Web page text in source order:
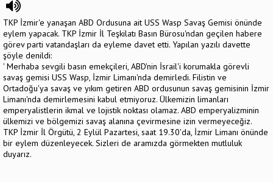
TKP İzmir'e yanaşan ABD Ordusuna ait USS Wasp Savaş Gemisi önünde
eylem yapacak. TKP İzmir İl Teşkilatı Basın Bürosu'ndan geçilen habere
görev parti vatandaşları da eyleme davet etti. Yapılan yazılı davette
şöyle denildi:
' Merhaba sevgili basın emekçileri, ABD'nin İsrail'i korumakla görevli
savaş gemisi USS Wasp, İzmir Limanı'nda demirledi. Filistin ve
Ortadoğu'ya savaş ve yıkım getiren ABD ordusunun savaş gemisinin İzmir
Limanı'nda demirlemesini kabul etmiyoruz. Ülkemizin limanları
emperyalistlerin ikmal ve lojistik noktası olamaz. ABD emperyalizminin
ülkemizi ve bölgemizi savaş alanına çevirmesine izin vermeyeceğiz.
TKP İzmir İl Örgütü, 2 Eylül Pazartesi, saat 19.30'da, İzmir Limanı önünde
bir eylem düzenleyecek. Sizleri de aramızda görmekten mutluluk
duyarız.